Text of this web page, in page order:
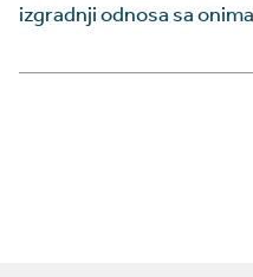
izgradnji odnosa sa